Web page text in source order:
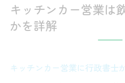
キッチンカー営業は
かを詳解
キッチンカー営業に行政書士